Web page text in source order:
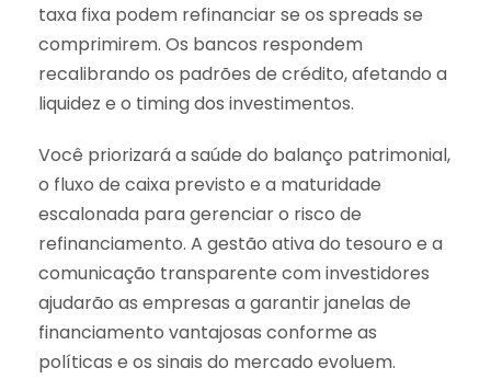
taxa fixa podem refinanciar se os spreads se
comprimirem. Os bancos respondem
recalibrando os padrões de crédito, afetando a
liquidez e o timing dos investimentos.
Você priorizará a saúde do balanço patrimonial,
o fluxo de caixa previsto e a maturidade
escalonada para gerenciar o risco de
refinanciamento. A gestão ativa do tesouro e a
comunicação transparente com investidores
ajudarão as empresas a garantir janelas de
financiamento vantajosas conforme as
políticas e os sinais do mercado evoluem.